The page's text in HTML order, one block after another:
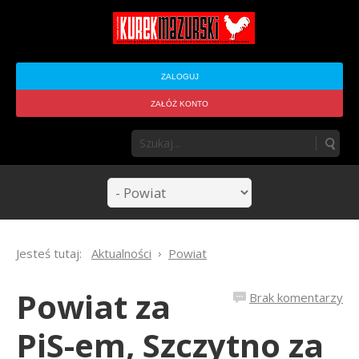
ZALOGUJ
ZAŁÓŻ KONTO
Jesteś tutaj: Aktualności Powiat
Brak komentarzy
Powiat za
PiS-em, Szczytno za